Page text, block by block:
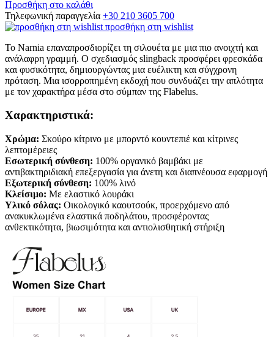
Προσθήκη στο καλάθι
Τηλεφωνική παραγγελία +30 210 3605 700
προσθήκη στη wishlist
Το Narnia επαναπροσδιορίζει τη σιλουέτα με μια πιο ανοιχτή και
ανάλαφρη γραμμή. Ο σχεδιασμός slingback προσφέρει φρεσκάδα
και φυσικότητα, δημιουργώντας μια ευέλικτη και σύγχρονη
πρόταση. Μια ισορροπημένη εκδοχή που συνδυάζει την απλότητα
με τον χαρακτήρα μέσα στο σύμπαν της Flabelus.
Χαρακτηριστικά:
Χρώμα: Σκούρο κίτρινο με μπορντό κουντεπιέ και κίτρινες
λεπτομέρειες
Εσωτερική σύνθεση: 100% οργανικό βαμβάκι με
αντιβακτηριδιακή επεξεργασία για άνετη και διαπνέουσα εφαρμογή
Εξωτερική σύνθεση: 100% λινό
Κλείσιμο: Με ελαστικό λουράκι
Υλικό σόλας: Οικολογικό καουτσούκ, προερχόμενο από
ανακυκλωμένα ελαστικά ποδηλάτου, προσφέροντας
ανθεκτικότητα, βιωσιμότητα και αντιολισθητική στήριξη